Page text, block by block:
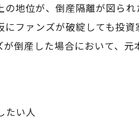
地位が、倒産隔離が図ら
ファンズが破綻しても投
倒産した場合において、元
たい人